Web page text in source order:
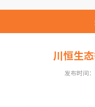
川恒生
发布时间